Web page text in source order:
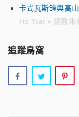
(製作費用)。 請
卡式瓦斯罐與高
Ho Tsai » 請教朱
追蹤鳥窩